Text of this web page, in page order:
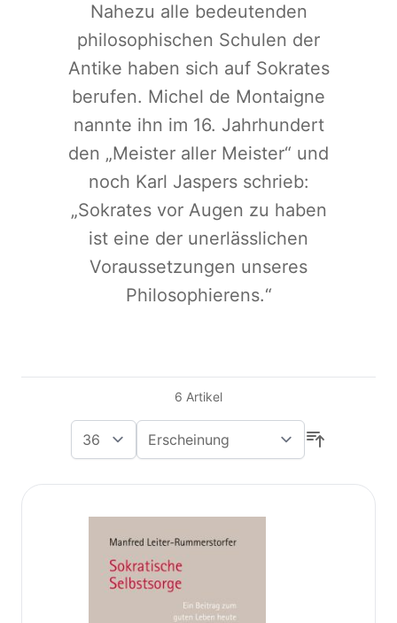
Nahezu alle bedeutenden
philosophischen Schulen der
Antike haben sich auf Sokrates
berufen. Michel de Montaigne
nannte ihn im 16. Jahrhundert
den „Meister aller Meister“ und
noch Karl Jaspers schrieb:
„Sokrates vor Augen zu haben
ist eine der unerlässlichen
Voraussetzungen unseres
Philosophierens.“
6 Artikel